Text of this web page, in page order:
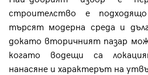
строителство е
търсят модерна среда и
докато вторичният пазар
когато водещи са
нанасяне и характерът на